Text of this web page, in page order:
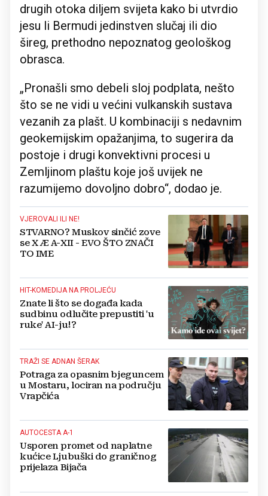
drugih otoka diljem svijeta kako bi utvrdio
jesu li Bermudi jedinstven slučaj ili dio
šireg, prethodno nepoznatog geološkog
obrasca.
„Pronašli smo debeli sloj podplata, nešto
što se ne vidi u većini vulkanskih sustava
vezanih za plašt. U kombinaciji s nedavnim
geokemijskim opažanjima, to sugerira da
postoje i drugi konvektivni procesi u
Zemljinom plaštu koje još uvijek ne
razumijemo dovoljno dobro“, dodao je.
VJEROVALI ILI NE!
STVARNO? Muskov sinčić zove
se X Æ A-XII - EVO ŠTO ZNAČI
TO IME
HIT-KOMEDIJA NA PROLJEĆU
Znate li što se događa kada
sudbinu odlučite prepustiti 'u
ruke' AI-ju!?
TRAŽI SE ADNAN ŠERAK
Potraga za opasnim bjeguncem
u Mostaru, lociran na području
Vrapčića
AUTOCESTA A-1
Usporen promet od naplatne
kućice Ljubuški do graničnog
prijelaza Bijača